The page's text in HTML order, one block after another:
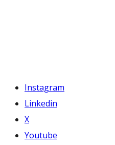
Instagram
Linkedin
X
Youtube